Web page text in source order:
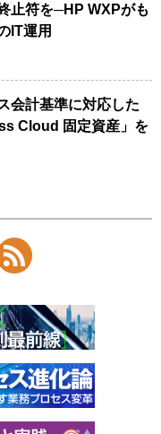
止符を─HP WXPがも
IT運用
会計基準に対応した
Cloud 固定資産」を